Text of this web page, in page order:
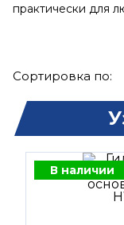
практически для
Сортировка по:
В наличии